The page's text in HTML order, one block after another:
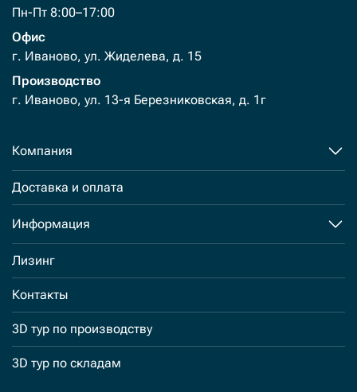
Пн-Пт 8:00–17:00
Офис
г. Иваново, ул. Жиделева, д. 15
Производство
г. Иваново, ул. 13-я Березниковская, д. 1г
Компания
Доставка и оплата
Информация
Лизинг
Контакты
3D тур по производству
3D тур по складам